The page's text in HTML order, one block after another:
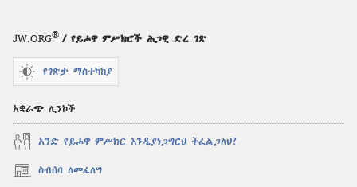
JW.ORG® / የይሖዋ ምሥክሮች ሕጋዊ ድረ ገጽ
የገጽታ ማስተካከያ
አቋራጭ ሊንኮች
አንድ የይሖዋ ምሥክር እንዲያነጋግርህ ትፈልጋለህ?
ስብሰባ ለመፈለግ
(አዲስ